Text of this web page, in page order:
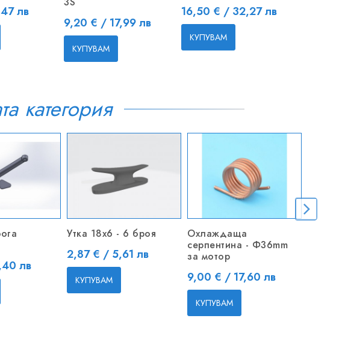
лв
Цена
9,20 € / 17,99 лв
КУПУВАМ
Цена
16,50 € / 32,27 лв
КУПУВАМ
категория
лв
Утка 18x6 - 6 броя
Цена
2,87 € / 5,61 лв
КУПУВАМ
Охлаждаща
серпентина - Ф36mm
за мотор
Цена
9,00 € / 17,60 лв
КУПУВАМ